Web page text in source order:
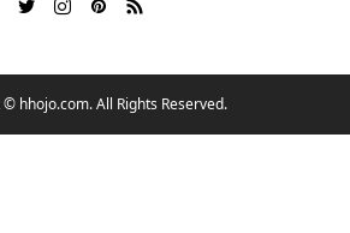
©hhojo.com. All Rights Reserved.